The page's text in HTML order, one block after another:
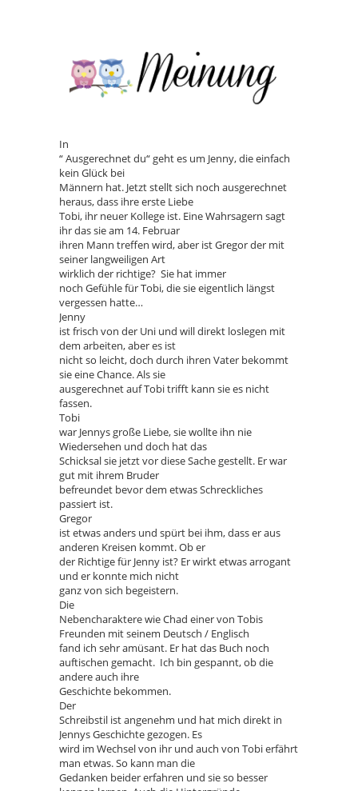
In
“ Ausgerechnet du“ geht es um Jenny, die einfach
kein Glück bei
Männern hat. Jetzt stellt sich noch ausgerechnet
heraus, dass ihre erste Liebe
Tobi, ihr neuer Kollege ist. Eine Wahrsagern sagt
ihr das sie am 14. Februar
ihren Mann treffen wird, aber ist Gregor der mit
seiner langweiligen Art
wirklich der richtige? Sie hat immer
noch Gefühle für Tobi, die sie eigentlich längst
vergessen hatte…
Jenny
ist frisch von der Uni und will direkt loslegen mit
dem arbeiten, aber es ist
nicht so leicht, doch durch ihren Vater bekommt
sie eine Chance. Als sie
ausgerechnet auf Tobi trifft kann sie es nicht
fassen.
Tobi
war Jennys große Liebe, sie wollte ihn nie
Wiedersehen und doch hat das
Schicksal sie jetzt vor diese Sache gestellt. Er war
gut mit ihrem Bruder
befreundet bevor dem etwas Schreckliches
passiert ist.
Gregor
ist etwas anders und spürt bei ihm, dass er aus
anderen Kreisen kommt. Ob er
der Richtige für Jenny ist? Er wirkt etwas arrogant
und er konnte mich nicht
ganz von sich begeistern.
Die
Nebencharaktere wie Chad einer von Tobis
Freunden mit seinem Deutsch / Englisch
fand ich sehr amüsant. Er hat das Buch noch
auftischen gemacht. Ich bin gespannt, ob die
andere auch ihre
Geschichte bekommen.
Der
Schreibstil ist angenehm und hat mich direkt in
Jennys Geschichte gezogen. Es
wird im Wechsel von ihr und auch von Tobi erfährt
man etwas. So kann man die
Gedanken beider erfahren und sie so besser